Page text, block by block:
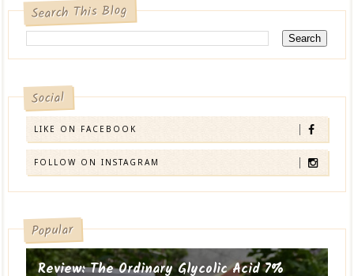
Search This Blog
Social
LIKE ON FACEBOOK
FOLLOW ON INSTAGRAM
Popular
Review: The Ordinary Glycolic Acid 7%